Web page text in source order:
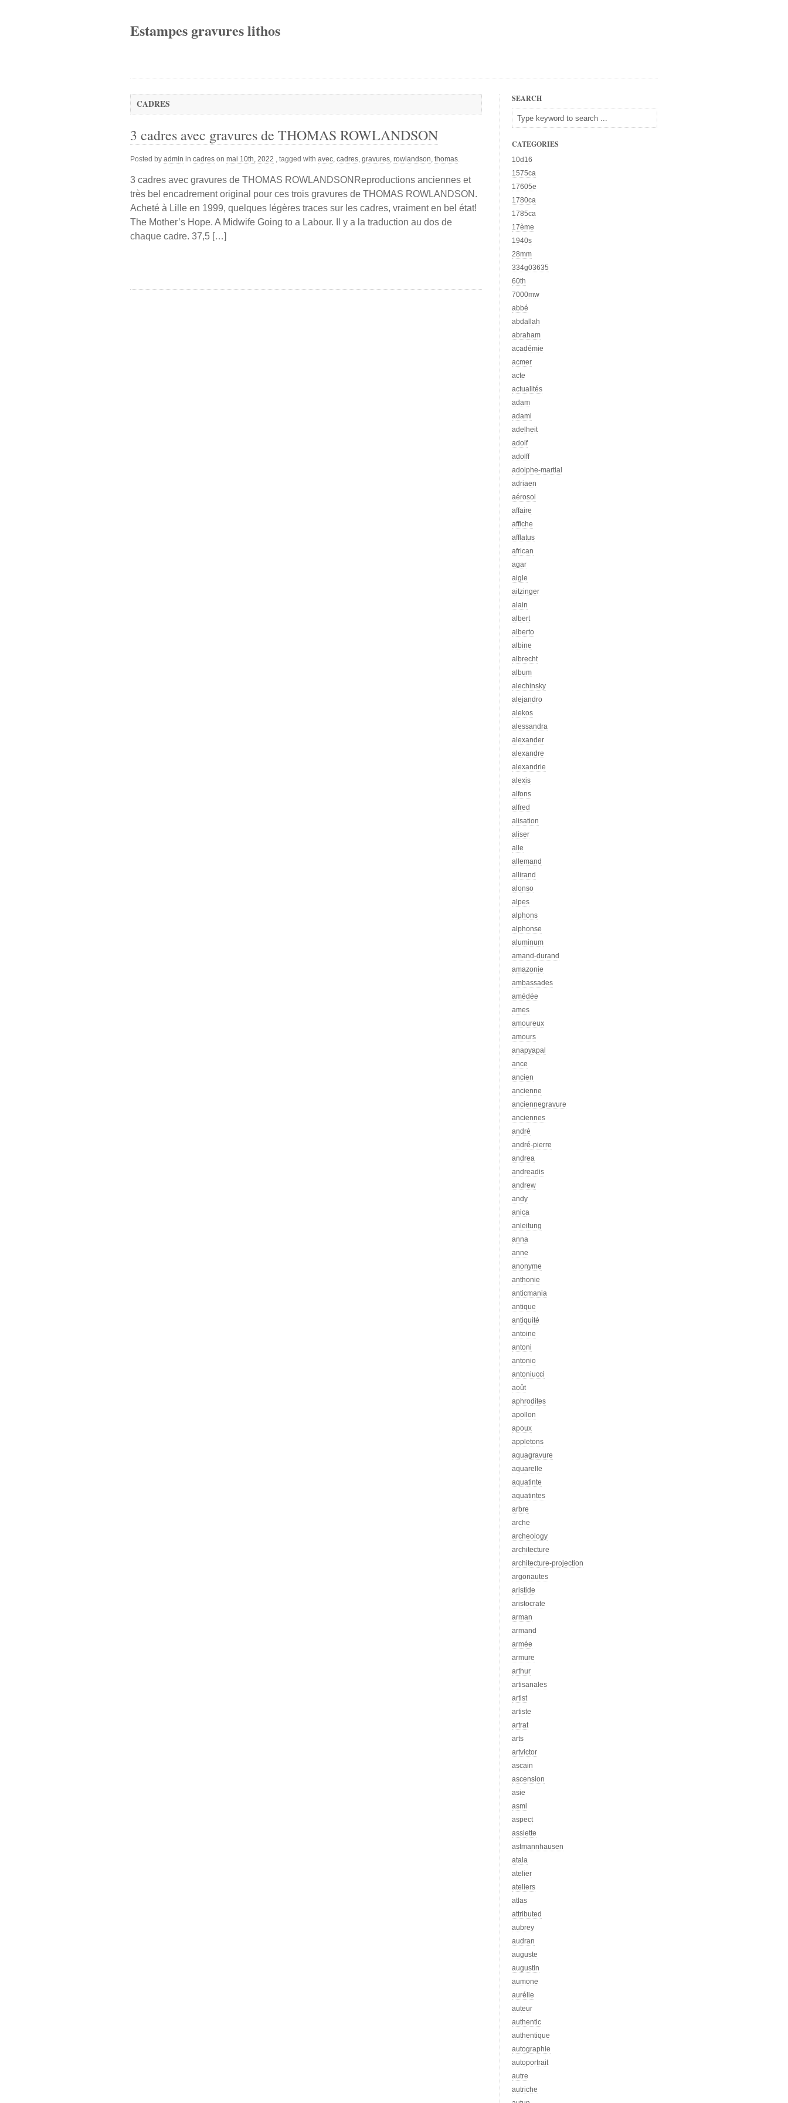
Estampes gravures lithos
CADRES
3 cadres avec gravures de THOMAS ROWLANDSON
Posted by admin in cadres on mai 10th, 2022 , tagged with avec, cadres, gravures, rowlandson, thomas.
3 cadres avec gravures de THOMAS ROWLANDSONReproductions anciennes et
très bel encadrement original pour ces trois gravures de THOMAS ROWLANDSON.
Acheté à Lille en 1999, quelques légères traces sur les cadres, vraiment en bel état!
The Mother’s Hope. A Midwife Going to a Labour. Il y a la traduction au dos de
chaque cadre. 37,5 […]
SEARCH
CATEGORIES
10d16
1575ca
17605e
1780ca
1785ca
17ème
1940s
28mm
334g03635
60th
7000mw
abbé
abdallah
abraham
académie
acmer
acte
actualités
adam
adami
adelheit
adolf
adolff
adolphe-martial
adriaen
aérosol
affaire
affiche
afflatus
african
agar
aigle
aitzinger
alain
albert
alberto
albine
albrecht
album
alechinsky
alejandro
alekos
alessandra
alexander
alexandre
alexandrie
alexis
alfons
alfred
alisation
aliser
alle
allemand
allirand
alonso
alpes
alphons
alphonse
aluminum
amand-durand
amazonie
ambassades
amédée
ames
amoureux
amours
anapyapal
ance
ancien
ancienne
anciennegravure
anciennes
andré
andré-pierre
andrea
andreadis
andrew
andy
anica
anleitung
anna
anne
anonyme
anthonie
anticmania
antique
antiquité
antoine
antoni
antonio
antoniucci
août
aphrodites
apollon
apoux
appletons
aquagravure
aquarelle
aquatinte
aquatintes
arbre
arche
archeology
architecture
architecture-projection
argonautes
aristide
aristocrate
arman
armand
armée
armure
arthur
artisanales
artist
artiste
artrat
arts
artvictor
ascain
ascension
asie
asml
aspect
assiette
astmannhausen
atala
atelier
ateliers
atlas
attributed
aubrey
audran
auguste
augustin
aumone
aurélie
auteur
authentic
authentique
autographie
autoportrait
autre
autriche